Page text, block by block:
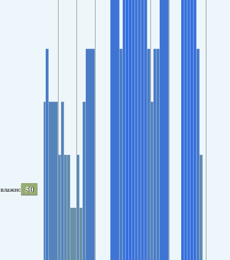
влажность
50